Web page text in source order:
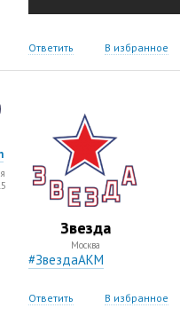
Ответить В избранное
Звезда
Москва
#ЗвездаАКМ
Ответить В избранное